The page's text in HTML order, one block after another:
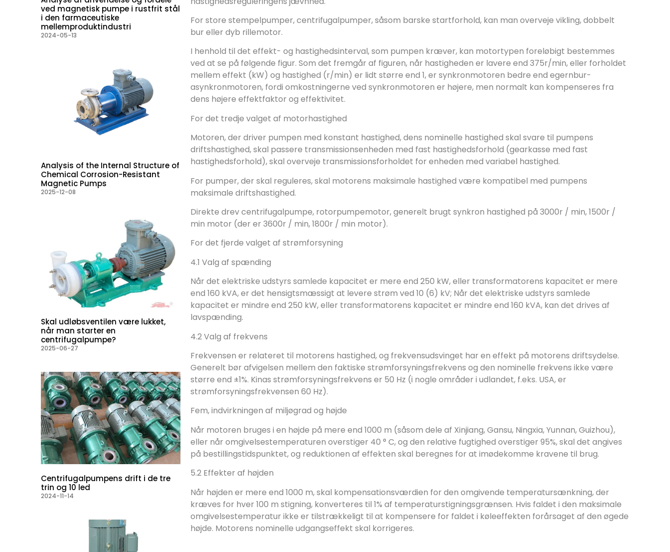
ved magnetisk pumpe i rustfrit stål
i den farmaceutiske
mellemproduktindustri
2024-05-13
Analysis of the Internal Structure of
Chemical Corrosion-Resistant
Magnetic Pumps
2025-12-08
Skal udløbsventilen være lukket,
når man starter en
centrifugalpumpe?
2025-06-27
Centrifugalpumpens drift i de tre
trin og 10 led
2024-11-14
For store stempelpumper, centrifugalpumper, såsom barske startforhold, kan man overveje vikling, dobbelt
bur eller dyb rillemotor.
I henhold til det effekt- og hastighedsinterval, som pumpen kræver, kan motortypen foreløbigt bestemmes
ved at se på følgende figur. Som det fremgår af figuren, når hastigheden er lavere end 375r/min, eller forholdet
mellem effekt (kW) og hastighed (r/min) er lidt større end 1, er synkronmotoren bedre end egernbur-
asynkronmotoren, fordi omkostningerne ved synkronmotoren er højere, men normalt kan kompenseres fra
dens højere effektfaktor og effektivitet.
For det tredje valget af motorhastighed
Motoren, der driver pumpen med konstant hastighed, dens nominelle hastighed skal svare til pumpens
driftshastighed, skal passere transmissionsenheden med fast hastighedsforhold (gearkasse med fast
hastighedsforhold), skal overveje transmissionsforholdet for enheden med variabel hastighed.
For pumper, der skal reguleres, skal motorens maksimale hastighed være kompatibel med pumpens
maksimale driftshastighed.
Direkte drev centrifugalpumpe, rotorpumpemotor, generelt brugt synkron hastighed på 3000r / min, 1500r /
min motor (der er 3600r / min, 1800r / min motor).
For det fjerde valget af strømforsyning
4.1 Valg af spænding
Når det elektriske udstyrs samlede kapacitet er mere end 250 kW, eller transformatorens kapacitet er mere
end 160 kVA, er det hensigtsmæssigt at levere strøm ved 10 (6) kV; Når det elektriske udstyrs samlede
kapacitet er mindre end 250 kW, eller transformatorens kapacitet er mindre end 160 kVA, kan det drives af
lavspænding.
4.2 Valg af frekvens
Frekvensen er relateret til motorens hastighed, og frekvensudsvinget har en effekt på motorens driftsydelse.
Generelt bør afvigelsen mellem den faktiske strømforsyningsfrekvens og den nominelle frekvens ikke være
større end ±1%. Kinas strømforsyningsfrekvens er 50 Hz (i nogle områder i udlandet, f.eks. USA, er
strømforsyningsfrekvensen 60 Hz).
Fem, indvirkningen af miljøgrad og højde
Når motoren bruges i en højde på mere end 1000 m (såsom dele af Xinjiang, Gansu, Ningxia, Yunnan, Guizhou),
eller når omgivelsestemperaturen overstiger 40 ° C, og den relative fugtighed overstiger 95%, skal det angives
på bestillingstidspunktet, og reduktionen af effekten skal beregnes for at imødekomme kravene til brug.
5.2 Effekter af højden
Når højden er mere end 1000 m, skal kompensationsværdien for den omgivende temperatursænkning, der
kræves for hver 100 m stigning, konverteres til 1% af temperaturstigningsgrænsen. Hvis faldet i den maksimale
omgivelsestemperatur ikke er tilstrækkeligt til at kompensere for faldet i køleeffekten forårsaget af den øgede
højde. Motorens nominelle udgangseffekt skal korrigeres.